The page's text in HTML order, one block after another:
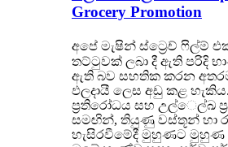
Grocery Promotion
අපේ මැෂින් ස්ට්‍රෙච් ෆිල්ම්
තට්ටුවක් ලබා දී ඇති පරිදි
ඇති බව සහතික කරන
ඵලදායී ලෙස අඩු කළ
ප්‍රතිරෝධය සහ උල්ෙල්ඛ
සමඟින්, තියුණු වස්තූන් හා
හැසිරවීමේදී මුහුණට මුහුණ